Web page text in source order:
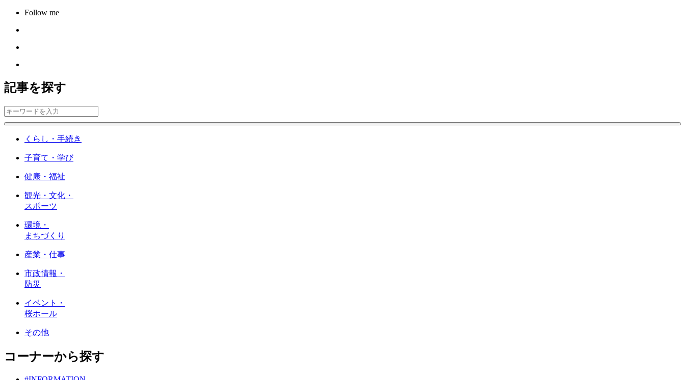
Follow me
記事を探す
くらし・手続き
子育て・学び
健康・福祉
観光・文化・
スポーツ
環境・
まちづくり
産業・仕事
市政情報・
防災
イベント・
桜ホール
その他
コーナーから探す